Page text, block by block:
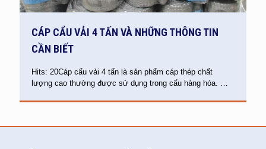
CÁP CẨU VẢI 4 TẤN VÀ NHỮNG THÔNG TIN
CẦN BIẾT
Hits: 20Cáp cẩu vải 4 tấn là sản phẩm cáp thép chất
lượng cao thường được sử dụng trong cẩu hàng hóa. …